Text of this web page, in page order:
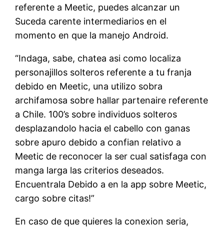
referente a Meetic, puedes alcanzar un
Suceda carente intermediarios en el
momento en que la manejo Android.
“Indaga, sabe, chatea asi como localiza
personajillos solteros referente a tu franja
debido en Meetic, una utilizo sobra
archifamosa sobre hallar partenaire referente
a Chile. 100’s sobre individuos solteros
desplazandolo hacia el cabello con ganas
sobre apuro debido a confian relativo a
Meetic de reconocer la ser cual satisfaga con
manga larga las criterios deseados.
Encuentrala Debido a en la app sobre Meetic,
cargo sobre citas!”
En caso de que quieres la conexion seria,